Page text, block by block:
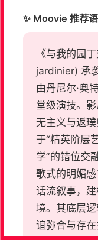
✨ Moovie 推荐语
《与我的园
jardinier) 承
由丹尼尔·奥
堂级演技。
无主义与返
于“精英阶层
学”的错位交
歌式的明媚
话流叙事，
境。其底层
谊弥合与存